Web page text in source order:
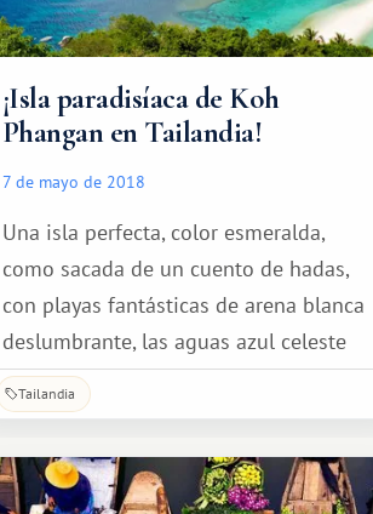
¡Isla paradisíaca de Koh
Phangan en Tailandia!
7 de mayo de 2018
Una isla perfecta, color esmeralda,
como sacada de un cuento de hadas,
con playas fantásticas de arena blanca
deslumbrante, las aguas azul celeste
del Golfo de Tailandia, palmeras que se
inclinan sobre la orilla y columpios en
la playa...
Tailandia